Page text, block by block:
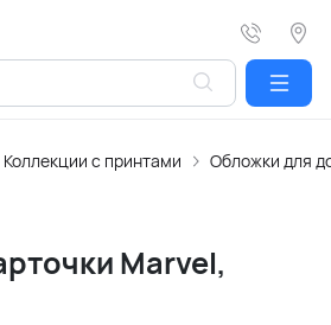
Коллекции с принтами Обложки для
Marvel,